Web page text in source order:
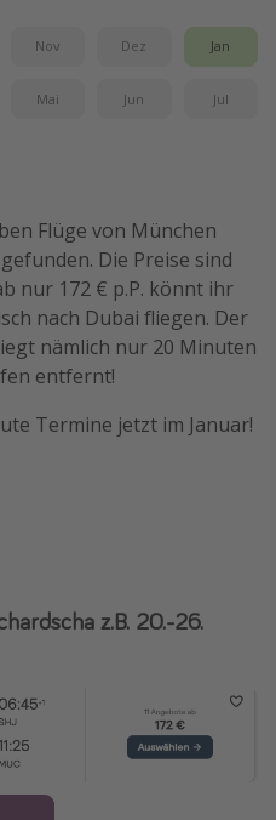
Nov Dez Jan
Mai Jun Jul
Flüge von München
Die Preise sind
nur 172 € p.P. könnt ihr
nach Dubai fliegen. Der
nämlich nur 20 Minuten
entfernt!
Termine jetzt im Januar!
z.B. 20.-26.